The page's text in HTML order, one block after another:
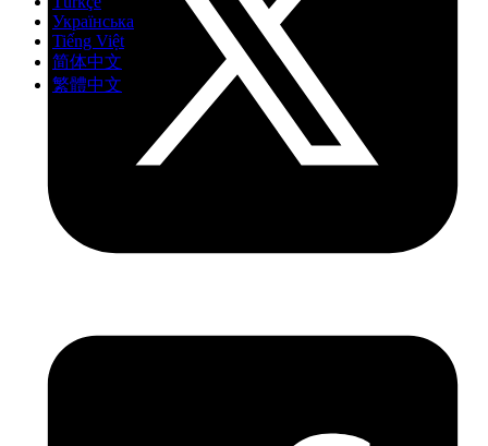
Українська
Tiếng Việt
简体中文
繁體中文